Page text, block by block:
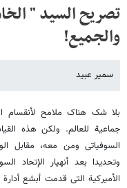
تصریح السید "
والجمیع!
سمیر عبید
بلا شک هناک ملامح لأنقسام
جماعیة للعالم. ولکن هذه
السوفیاتی ومن معه، مقابل
وتحدیدا بعد أنهیار الإتحاد
الأمیرکیة التی قدمت أبشع